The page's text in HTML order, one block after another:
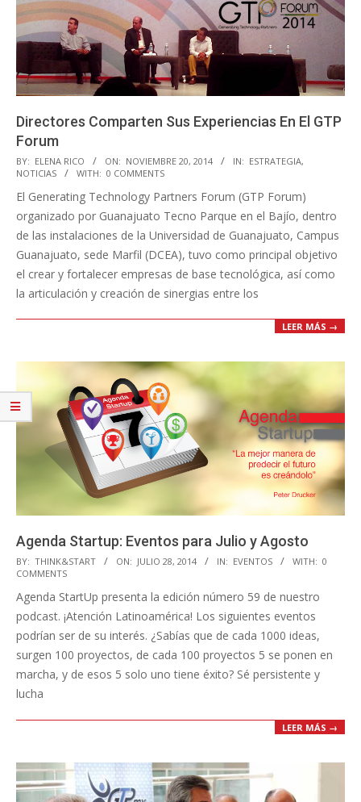
Directores Comparten Sus Experiencias En El GTP
Forum
2014-
11-
20
BY: ELENA RICO ON: NOVIEMBRE 20, 2014 IN: ESTRATEGIA,
NOTICIAS
WITH: 0 COMMENTS
El Generating Technology Partners Forum (GTP Forum)
organizado por Guanajuato Tecno Parque en el Bajío, dentro
de las instalaciones de la Universidad de Guanajuato, Campus
Guanajuato, sede Marfil (DCEA), tuvo como principal objetivo
el crear y fortalecer empresas de base tecnológica, así como
la articulación y creación de sinergias entre los
LEER MÁS →
Agenda Startup: Eventos para Julio y Agosto
2014-
07-
28
BY: THINK&START ON: JULIO 28, 2014 IN: EVENTOS WITH: 0
COMMENTS
Agenda StartUp presenta la edición número 59 de nuestro
podcast. ¡Atención Latinoamérica! Los siguientes eventos
podrían ser de su interés. ¿Sabías que de cada 1000 ideas,
surgen 100 proyectos, de cada 100 proyectos 5 se ponen en
marcha, y de esos 5 solo uno tiene éxito? Sé persistente y
lucha
LEER MÁS →